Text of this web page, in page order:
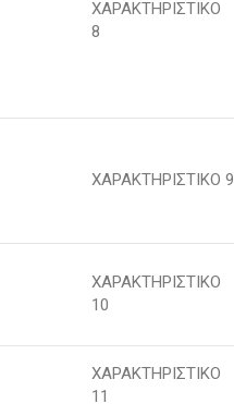
ΧΑΡΑΚΤΗΡΙΣΤΙΚΟ
8
ΧΑΡΑΚΤΗΡΙΣΤΙΚΟ 9
ΧΑΡΑΚΤΗΡΙΣΤΙΚΟ
10
ΧΑΡΑΚΤΗΡΙΣΤΙΚΟ
11